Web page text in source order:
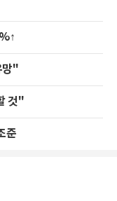
망"
것"
준